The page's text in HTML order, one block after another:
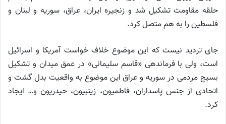
حلقه مقاومت تشکیل شد و زنجیره ایران، عراق، سوریه و لبنان و
فلسطین را به هم متصل کرد.
جای تردید نیست که این موضوع خلاف خواست آمریکا و اسرائیل
است، ولی با فرماندهی «قاسم سلیمانی» در عمق میدان و تشکیل
بسیج مردمی در سوریه و عراق این موضوع به واقعیت بدل گشت و
اتحادی از جنس پاسداران، فاطمیون، زینبیون، حیدریون و… ایجاد
کرد.